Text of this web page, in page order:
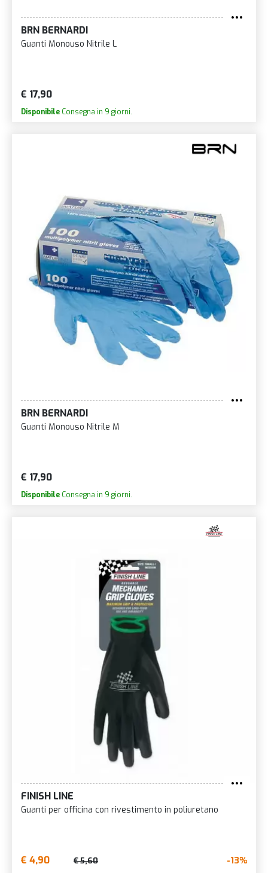
BRN BERNARDI
Guanti Monouso Nitrile L
€ 17,90
Disponibile Consegna in 9 giorni.
BRN BERNARDI
Guanti Monouso Nitrile M
€ 17,90
Disponibile Consegna in 9 giorni.
FINISH LINE
Guanti per officina con rivestimento in poliuretano
€ 4,90 € 5,60 -13%